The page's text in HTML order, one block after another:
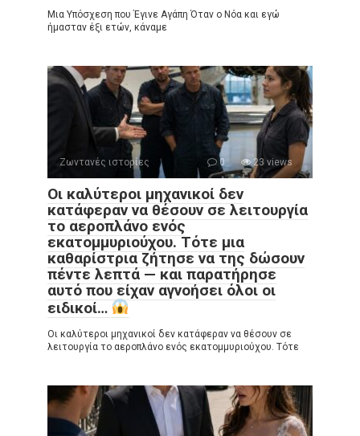
Μια Υπόσχεση που Έγινε Αγάπη Όταν ο Νόα και εγώ
ήμασταν έξι ετών, κάναμε
Ζωντανές ιστορίες 0 23 views
Οι καλύτεροι μηχανικοί δεν
κατάφεραν να θέσουν σε λειτουργία
το αεροπλάνο ενός
εκατομμυριούχου. Τότε μια
καθαρίστρια ζήτησε να της δώσουν
πέντε λεπτά — και παρατήρησε
αυτό που είχαν αγνοήσει όλοι οι
ειδικοί…
Οι καλύτεροι μηχανικοί δεν κατάφεραν να θέσουν σε
λειτουργία το αεροπλάνο ενός εκατομμυριούχου. Τότε